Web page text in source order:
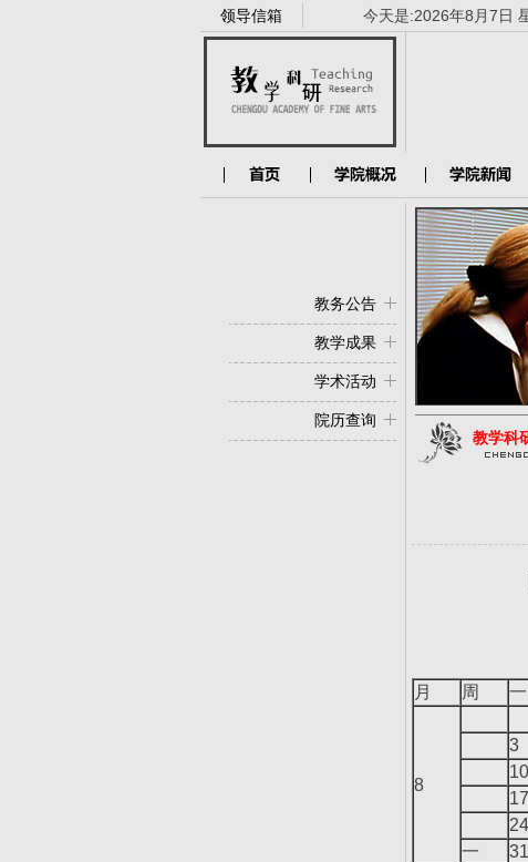
领导信箱 今天是:2026年8月7日
教务公告
教学成果
学术活动
院历查询
教学科
月
周 一
8
3
10
17
24
一
31